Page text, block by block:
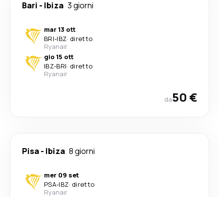
Bari - Ibiza 3 giorni
mar 13 ott
BRI-IBZ· diretto
Ryanair
gio 15 ott
IBZ-BRI· diretto
Ryanair
da50 €
Pisa- Ibiza 8 giorni
mer 09 set
PSA-IBZ· diretto
Ryanair